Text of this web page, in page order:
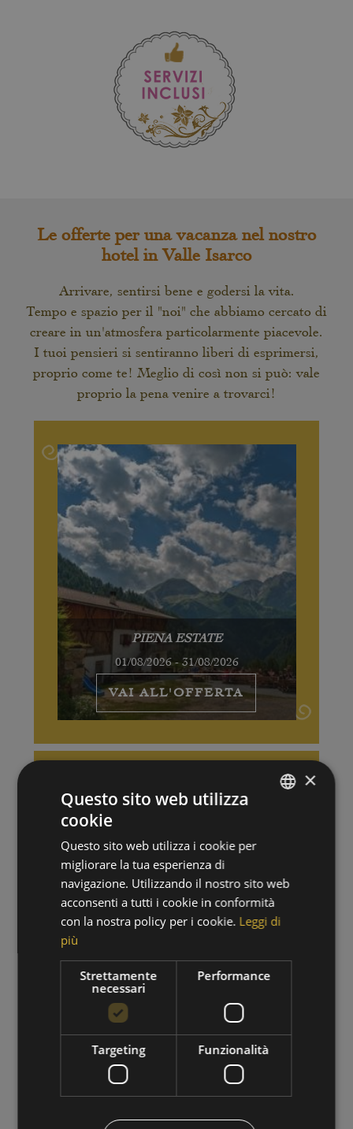
Le offerte per una vacanza nel nostro
hotel in Valle Isarco
Arrivare, sentirsi bene e godersi la vita.
Tempo e spazio per il "noi" che abbiamo cercato di
creare in un'atmosfera particolarmente piacevole.
I tuoi pensieri si sentiranno liberi di esprimersi,
proprio come te! Meglio di così non si può: vale
proprio la pena venire a trovarci!
PIENA ESTATE
01/08/2026 - 31/08/2026
VAI ALL'OFFERTA
PERIODO DI ESCURSIONI
01/09/2026 - 30/09/2026
VAI ALL'OFFERTA
×
Questo sito web utilizza
cookie
Questo sito web utilizza i cookie per
migliorare la tua esperienza di
navigazione. Utilizzando il nostro sito web
acconsenti a tutti i cookie in conformità
con la nostra policy per i cookie. Leggi di
più
Strettamente
necessari
Performance
Targeting Funzionalità